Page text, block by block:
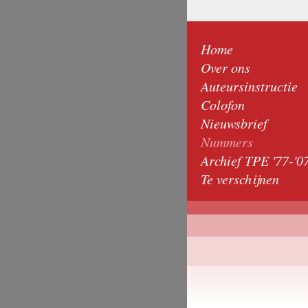
Home
Over ons
Auteursinstructie
Colofon
Nieuwsbrief
Nummers
Archief TPE '77-
Te verschijnen